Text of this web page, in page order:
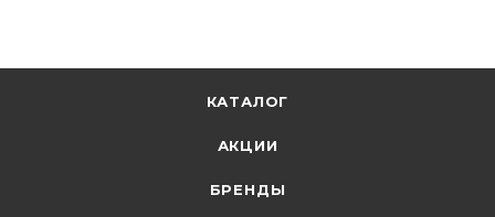
КАТАЛОГ
АКЦИИ
БРЕНДЫ